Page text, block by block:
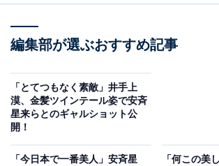
編集部が選ぶおすすめ記事
「とてつもなく素敵」井手上
漠、金髪ツインテール姿で安斉
星来らとのギャルショット公
開！
「今日本で一番美人」安斉星
「何この美